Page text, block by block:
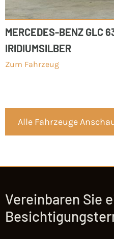
MERCEDES-BENZ GLC
IRIDIUMSILBER
Zum Fahrzeug
Alle Fahrzeuge
Vereinbaren Sie